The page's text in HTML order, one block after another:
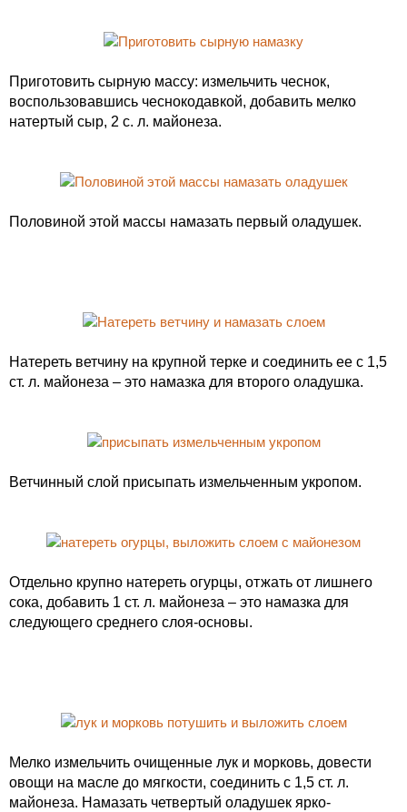
Приготовить сырную массу: измельчить чеснок,
воспользовавшись чеснокодавкой, добавить мелко
натертый сыр, 2 с. л. майонеза.
Половиной этой массы намазать первый оладушек.
Натереть ветчину на крупной терке и соединить ее с 1,5
ст. л. майонеза – это намазка для второго оладушка.
Ветчинный слой присыпать измельченным укропом.
Отдельно крупно натереть огурцы, отжать от лишнего
сока, добавить 1 ст. л. майонеза – это намазка для
следующего среднего слоя-основы.
Мелко измельчить очищенные лук и морковь, довести
овощи на масле до мягкости, соединить с 1,5 ст. л.
майонеза. Намазать четвертый оладушек ярко-